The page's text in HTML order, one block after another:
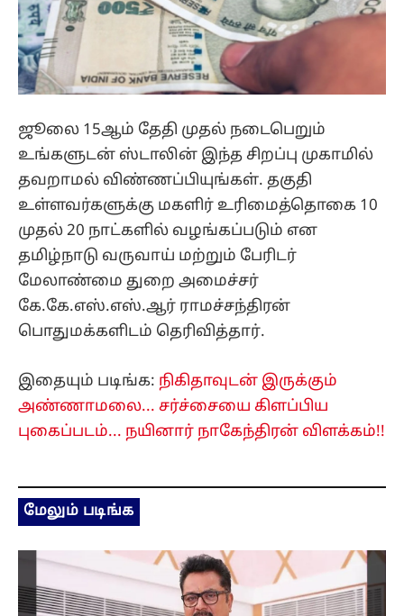
ஜூலை 15ஆம் தேதி முதல் நடைபெறும்
உங்களுடன் ஸ்டாலின் இந்த சிறப்பு முகாமில்
தவறாமல் விண்ணப்பியுங்கள். தகுதி
உள்ளவர்களுக்கு மகளிர் உரிமைத்தொகை 10
முதல் 20 நாட்களில் வழங்கப்படும் என
தமிழ்நாடு வருவாய் மற்றும் பேரிடர்
மேலாண்மை துறை அமைச்சர்
கே.கே.எஸ்.எஸ்.ஆர் ராமச்சந்திரன்
பொதுமக்களிடம் தெரிவித்தார்.
இதையும் படிங்க: நிகிதாவுடன் இருக்கும்
அண்ணாமலை... சர்ச்சையை கிளப்பிய
புகைப்படம்... நயினார் நாகேந்திரன் விளக்கம்!!
மேலும் படிங்க